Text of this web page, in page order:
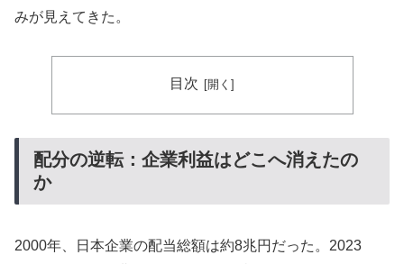
みが見えてきた。
目次
配分の逆転：企業利益はどこへ消えたの
か
2000年、日本企業の配当総額は約8兆円だった。2023